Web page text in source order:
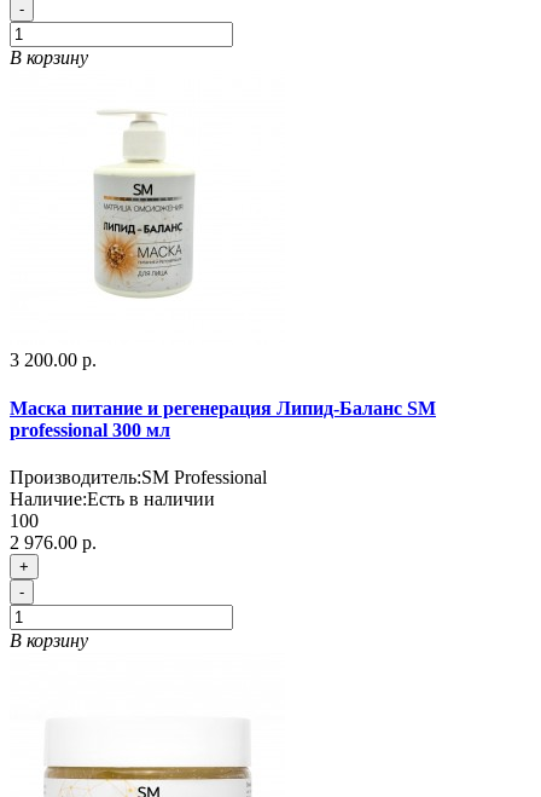
-
В корзину
3 200.00 р.
Маска питание и регенерация Липид-Баланс SM
professional 300 мл
Производитель:SM Professional
Наличие:Есть в наличии
100
2 976.00 р.
+
-
В корзину